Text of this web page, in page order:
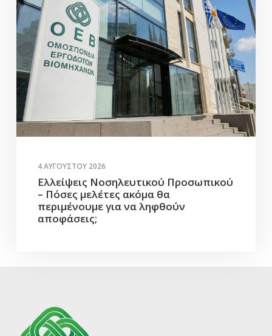
4 ΑΥΓΟΎΣΤΟΥ 2026
Ελλείψεις Νοσηλευτικού Προσωπικού
– Πόσες μελέτες ακόμα θα
περιμένουμε για να ληφθούν
αποφάσεις;